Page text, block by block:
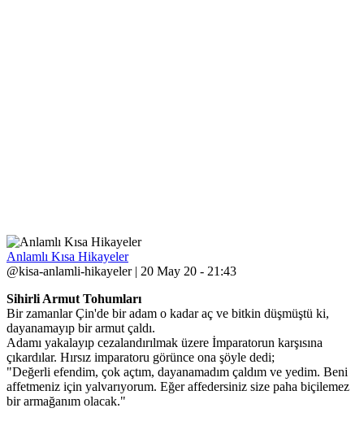
Anlamlı Kısa Hikayeler
@kisa-anlamli-hikayeler | 20 May 20 - 21:43
Sihirli Armut Tohumları
Bir zamanlar Çin'de bir adam o kadar aç ve bitkin düşmüştü ki,
dayanamayıp bir armut çaldı.
Adamı yakalayıp cezalandırılmak üzere İmparatorun karşısına
çıkardılar. Hırsız imparatoru görünce ona şöyle dedi;
"Değerli efendim, çok açtım, dayanamadım çaldım ve yedim. Beni
affetmeniz için yalvarıyorum. Eğer affedersiniz size paha biçilemez
bir armağanım olacak."